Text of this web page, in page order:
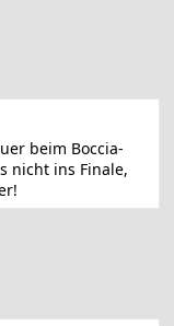
beim Boccia-
nicht ins Finale,